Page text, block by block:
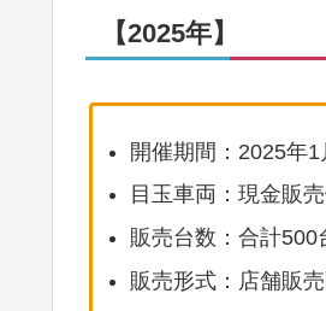
【2025年】
開催期間：2025年1
目玉車両：現金販
販売台数：合計500
販売形式：店舗販